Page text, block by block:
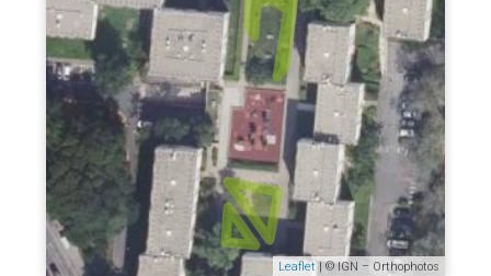
Leaflet | © IGN – Orthophotos